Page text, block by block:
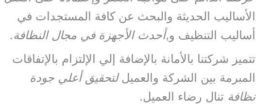
الأساليب الحديثة والبحث عن كافة المستجدات في
أساليب التنظيف و,أحدث الأجهزة في مجال النظافة.
تتميز شركتنا بالأمانة بالإضافة إلي الإلتزام بالإتفاقات
المبرمة بين الشركة والعميللتحقيق أعلي جودة
نظافة تنال رضاء العميل.